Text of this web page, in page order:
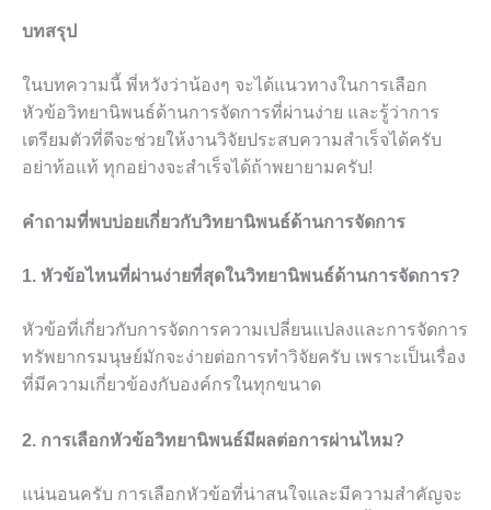
บทสรุป
ในบทความนี้ พี่หวังว่าน้องๆ จะได้แนวทางในการเลือก
หัวข้อวิทยานิพนธ์ด้านการจัดการที่ผ่านง่าย และรู้ว่าการ
เตรียมตัวที่ดีจะช่วยให้งานวิจัยประสบความสำเร็จได้ครับ
อย่าท้อแท้ ทุกอย่างจะสำเร็จได้ถ้าพยายามครับ!
คำถามที่พบบ่อยเกี่ยวกับวิทยานิพนธ์ด้านการจัดการ
1. หัวข้อไหนที่ผ่านง่ายที่สุดในวิทยานิพนธ์ด้านการจัดการ?
หัวข้อที่เกี่ยวกับการจัดการความเปลี่ยนแปลงและการจัดการ
ทรัพยากรมนุษย์มักจะง่ายต่อการทำวิจัยครับ เพราะเป็นเรื่อง
ที่มีความเกี่ยวข้องกับองค์กรในทุกขนาด
2. การเลือกหัวข้อวิทยานิพนธ์มีผลต่อการผ่านไหม?
แน่นอนครับ การเลือกหัวข้อที่น่าสนใจและมีความสำคัญจะ